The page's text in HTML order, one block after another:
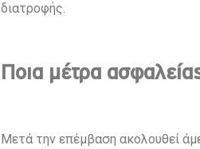
διατροφής.
Ποια μέτρα
Μετά την επέμβαση ακολουθεί